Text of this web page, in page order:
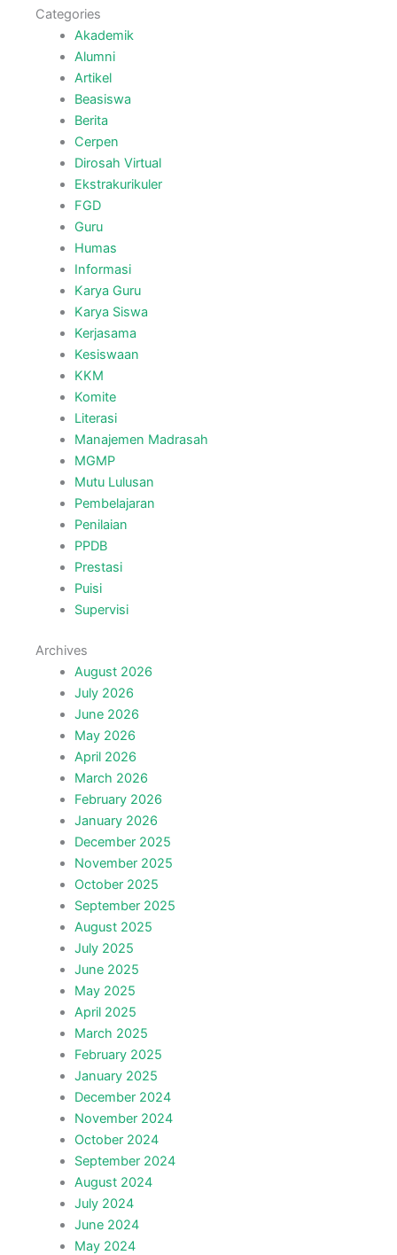
Categories
Akademik
Alumni
Artikel
Beasiswa
Berita
Cerpen
Dirosah Virtual
Ekstrakurikuler
FGD
Guru
Humas
Informasi
Karya Guru
Karya Siswa
Kerjasama
Kesiswaan
KKM
Komite
Literasi
Manajemen Madrasah
MGMP
Mutu Lulusan
Pembelajaran
Penilaian
PPDB
Prestasi
Puisi
Supervisi
Archives
August 2026
July 2026
June 2026
May 2026
April 2026
March 2026
February 2026
January 2026
December 2025
November 2025
October 2025
September 2025
August 2025
July 2025
June 2025
May 2025
April 2025
March 2025
February 2025
January 2025
December 2024
November 2024
October 2024
September 2024
August 2024
July 2024
June 2024
May 2024